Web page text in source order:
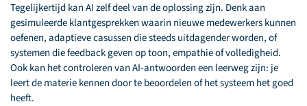
Tegelijkertijd kan AI zelf deel van de oplossing zijn. Denk aan
gesimuleerde klantgesprekken waarin nieuwe medewerkers kunnen
oefenen, adaptieve casussen die steeds uitdagender worden, of
systemen die feedback geven op toon, empathie of volledigheid.
Ook kan het controleren van AI-antwoorden een leerweg zijn: je
leert de materie kennen door te beoordelen of het systeem het goed
heeft.